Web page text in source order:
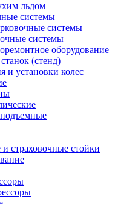
льдом
системы
системы
системы
оборудование
(стенд)
и установки колес
страховочные стойки